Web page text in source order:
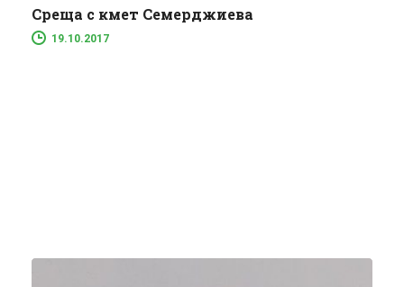
Среща с кмет Семерджиева
19.10.2017